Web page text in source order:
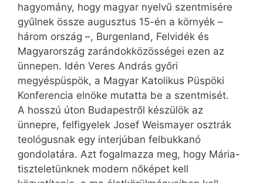
hagyomány, hogy magyar nyelvű szentmisére
gyűlnek össze augusztus 15-én a környék –
három ország –, Burgenland, Felvidék és
Magyarország zarándokközösségei ezen az
ünnepen. Idén Veres András győri
megyéspüspök, a Magyar Katolikus Püspöki
Konferencia elnöke mutatta be a szentmisét.
A hosszú úton Budapestről készülök az
ünnepre, felfigyelek Josef Weismayer osztrák
teológusnak egy interjúban felbukkanó
gondolatára. Azt fogalmazza meg, hogy Mária-
tiszteletünknek modern nőképet kell